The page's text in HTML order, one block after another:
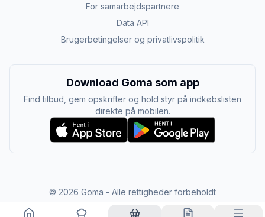
For samarbejdspartnere
Data API
Brugerbetingelser og privatlivspolitik
Download Goma som app
Find tilbud, gem opskrifter og hold styr på indkøbslisten
direkte på mobilen.
© 2026 Goma - Alle rettigheder forbeholdt